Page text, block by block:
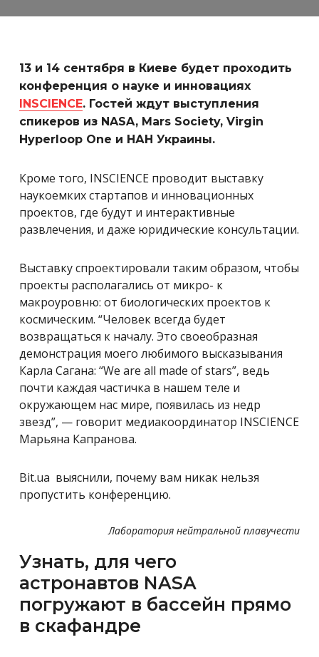
13 и 14 сентября в Киеве будет проходить
конференция о науке и инновациях
INSCIENCE. Гостей ждут выступления
спикеров из NASA, Mars Society, Virgin
Hyperloop One и НАН Украины.
Кроме того, INSCIENCE проводит выставку
наукоемких стартапов и инновационных
проектов, где будут и интерактивные
развлечения, и даже юридические консультации.
Выставку спроектировали таким образом, чтобы
проекты располагались от микро- к
макроуровню: от биологических проектов к
космическим. “Человек всегда будет
возвращаться к началу. Это своеобразная
демонстрация моего любимого высказывания
Карла Сагана: “We are all made of stars”, ведь
почти каждая частичка в нашем теле и
окружающем нас мире, появилась из недр
звезд”, — говорит медиакоординатор INSCIENCE
Марьяна Капранова.
Bit.ua выяснили, почему вам никак нельзя
пропустить конференцию.
Лаборатория нейтральной плавучести
Узнать, для чего
астронавтов NASA
погружают в бассейн прямо
в скафандре